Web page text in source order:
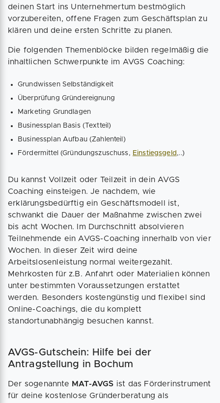
deinen Start ins Unternehmertum bestmöglich
vorzubereiten, offene Fragen zum Geschäftsplan zu
klären und deine ersten Schritte zu planen.
Die folgenden Themenblöcke bilden regelmäßig die
inhaltlichen Schwerpunkte im AVGS Coaching:
Grundwissen Selbständigkeit
Überprüfung Gründereignung
Marketing Grundlagen
Businessplan Basis (Textteil)
Businessplan Aufbau (Zahlenteil)
Fördermittel (Gründungszuschuss, Einstiegsgeld ,..)
Du kannst Vollzeit oder Teilzeit in dein AVGS
Coaching einsteigen. Je nachdem, wie
erklärungsbedürftig ein Geschäftsmodell ist,
schwankt die Dauer der Maßnahme zwischen zwei
bis acht Wochen. Im Durchschnitt absolvieren
Teilnehmende ein AVGS-Coaching innerhalb von vier
Wochen. In dieser Zeit wird deine
Arbeitslosenleistung normal weitergezahlt.
Mehrkosten für z.B. Anfahrt oder Materialien können
unter bestimmten Voraussetzungen erstattet
werden. Besonders kostengünstig und flexibel sind
Online-Coachings, die du komplett
standortunabhängig besuchen kannst.
AVGS-Gutschein: Hilfe bei der
Antragstellung in Bochum
Der sogenannte MAT-AVGS ist das Förderinstrument
für deine kostenlose Gründerberatung als